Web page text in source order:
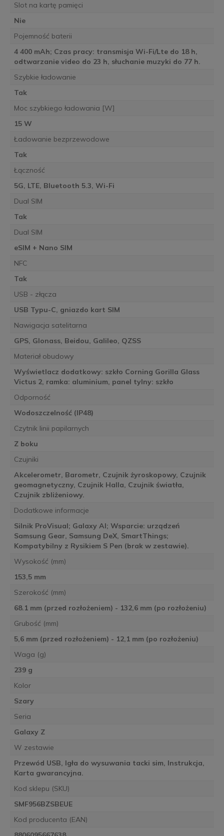
Slot na kartę pamięci
Nie
Pojemność baterii
4 400 mAh; Czas pracy: transmisja Wi-Fi/Lte do 18 h,
odtwarzanie video do 23 h, słuchanie muzyki do 77 h.
Szybkie ładowanie
Tak
Moc szybkiego ładowania [W]
15 W
Ładowanie bezprzewodowe
Tak
Łączność
5G, LTE, Bluetooth 5.3, Wi-Fi
Dual SIM
Tak
Dual SIM
eSIM + Nano SIM
NFC
Tak
USB - złącza
USB Typu-C, gniazdo kart SIM
Nawigacja satelitarna
GPS, Glonass, Beidou, Galileo, QZSS
Materiał obudowy
Wyświetlacz dodatkowy: szkło Corning Gorilla Glass
Victus 2, ramka: aluminium, panel tylny: szkło
Odporność
Wodoszczelność (IP48)
Czytnik linii papilarnych
Z boku
Czujniki
Akcelerometr, Barometr, Czujnik żyroskopowy, Czujnik
geomagnetyczny, Czujnik Halla, Czujnik światła,
Czujnik zbliżeniowy.
Dodatkowe informacje
Silnik ProVisual; Galaxy AI; Wsparcie: urządzeń
Samsung Gear, Samsung DeX, SmartThings;
Kompatybilny z Rysikiem S Pen (brak w zestawie).
Wysokość (mm)
153,5 mm
Szerokość (mm)
68.1 mm (przed rozłożeniem) - 132,6 mm (po rozłożeniu)
Grubość (mm)
5,6 mm (przed rozłożeniem) - 12,1 mm (po rozłożeniu)
Waga (g)
239 g
Kolor
Szary
Seria
Galaxy Z
W zestawie
Przewód USB, Igła do wysuwania tacki sim, Instrukcja,
Karta gwarancyjna.
Kod sklepu (SKU)
SMF956BZSBEUE
Kod producenta (EAN)